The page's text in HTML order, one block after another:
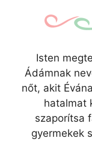
Isten
Ádámnak
nőt, akit
hatalmat
szaporítsa
gyermekek